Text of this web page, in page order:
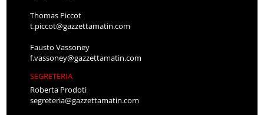
Thomas Piccot
t.piccot@gazzettamatin.com
Fausto Vassoney
f.vassoney@gazzettamatin.com
SEGRETERIA
Roberta Prodoti
segreteria@gazzettamatin.com